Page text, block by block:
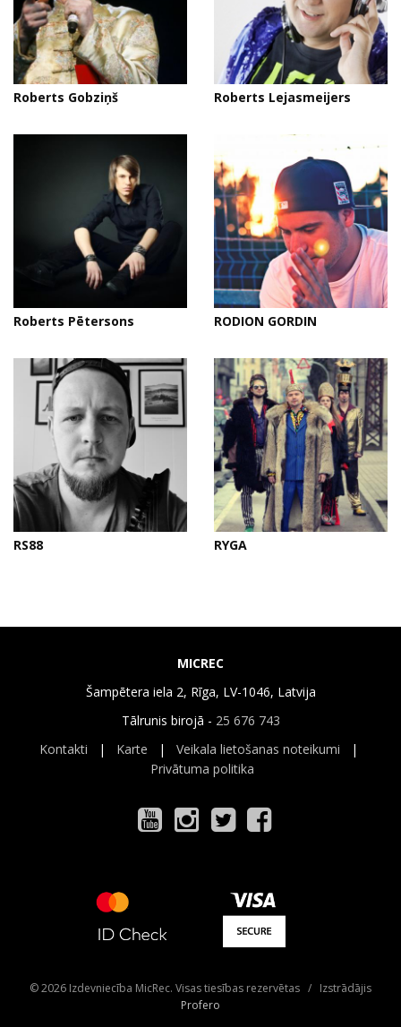
Roberts Gobziņš Roberts Lejasmeijers
Roberts Pētersons RODION GORDIN
RS88 RYGA
MICREC
Šampētera iela 2, Rīga, LV-1046, Latvija
Tālrunis birojā - 25 676 743
Kontakti | Karte | Veikala lietošanas noteikumi |
Privātuma politika
© 2026 Izdevniecība MicRec. Visas tiesības rezervētas / Izstrādājis
Profero